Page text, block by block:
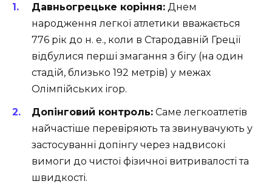
Давньогрецьке коріння: Днем
народження легкої атлетики вважається
776 рік до н. е., коли в Стародавній Греції
відбулися перші змагання з бігу (на один
стадій, близько 192 метрів) у межах
Олімпійських ігор.
Допінговий контроль: Саме легкоатлетів
найчастіше перевіряють та звинувачують у
застосуванні допінгу через надвисокі
вимоги до чистої фізичної витривалості та
швидкості.